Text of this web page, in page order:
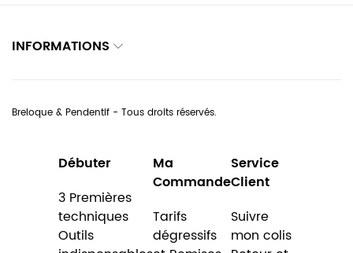
INFORMATIONS
Breloque & Pendentif - Tous droits réservés.
Débuter
3 Premières
techniques
Outils
Ma
Commande
Tarifs
dégressifs
Service
Client
Suivre
mon colis